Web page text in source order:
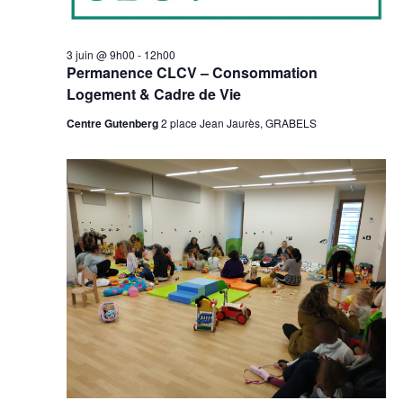
2026
Permanence CLCV – Consommation
Logement & Cadre de Vie
3 juin @ 9h00 - 12h00
Centre Gutenberg2 place Jean Jaurès, GRABELS